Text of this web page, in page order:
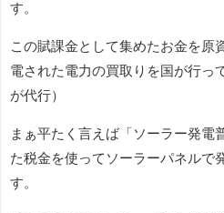
す。
この賦課金として集めたお金を原
電された電力の買取りを国が行っ
が代行）
まぁ平たく言えば「ソーラー発
た税金を使ってソーラーパネルで
す。